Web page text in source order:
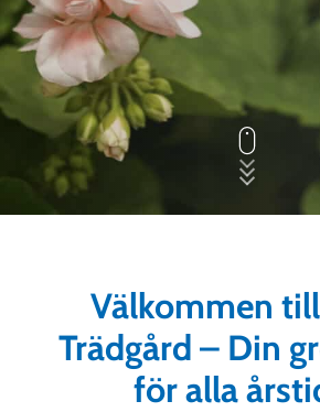
Välkommen
Trädgård – Din
för alla